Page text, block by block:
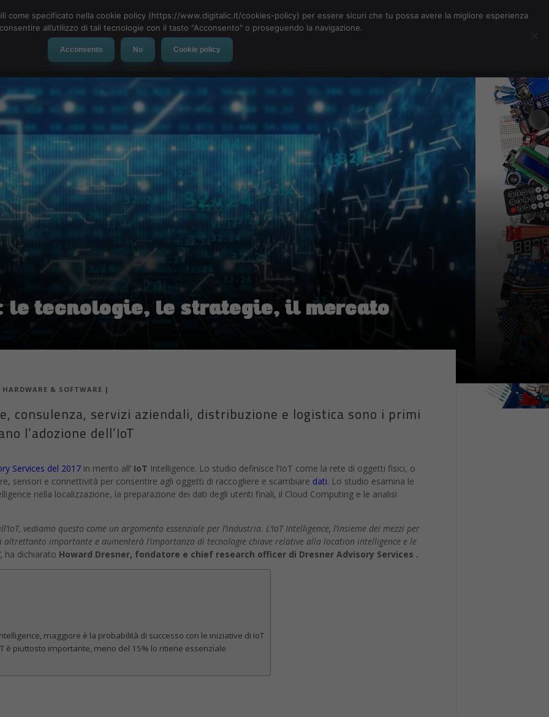
Social Network App Automotive Tech-News
le tecnologie, le strategie, il mercato
HARDWARE & SOFTWARE |
consulenza, servizi aziendali, distribuzione e logistica sono i primi
l’adozione dell’IoT
Services del 2017 in merito all’ IoT Intelligence. Lo studio definisce l’IoT come la rete di oggetti fisici, o
sensori e connettività per consentire agli oggetti di raccogliere e scambiare dati. Lo studio esamina le
nella localizzazione, la preparazione dei dati degli utenti finali, il Cloud Computing e le analisi
vediamo questo come un argomento essenziale per l’industria. L’IoT Intelligence, l’insieme dei mezzi per
importante e aumenterà l’importanza di tecnologie chiave relative alla location intelligence e le
ha dichiarato Howard Dresner, fondatore e chief research officer di Dresner Advisory Services .
maggiore è la probabilità di successo con le iniziative di IoT
è piuttosto importante, meno del 15% lo ritiene essenziale
come specificato nella cookie policy (https://www.digitalic.it/cookies-policy) per essere sicuri che tu possa avere la migliore esperienza
all’utilizzo di tali tecnologie con il tasto "Acconsento" o proseguendo la navigazione.
Acconsento No Cookie policy